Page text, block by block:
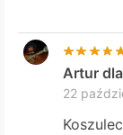
Artur
22